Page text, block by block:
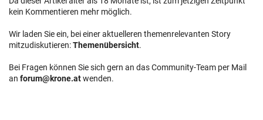
kein Kommentieren mehr möglich.
Wir laden Sie ein, bei einer aktuelleren themenrelevanten Story
mitzudiskutieren:Themenübersicht.
Bei Fragen können Sie sich gern an das Community-Team per Mail
an forum@krone.atwenden.